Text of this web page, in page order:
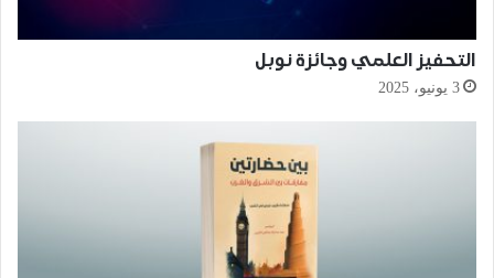
التحفيز العلمي وجائزة نوبل
3 يونيو، 2025